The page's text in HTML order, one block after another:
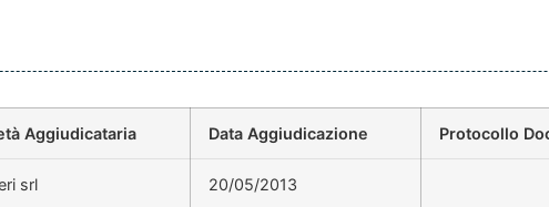
Aggiudicataria Data Aggiudicazione Protocollo
srl 20/05/2013